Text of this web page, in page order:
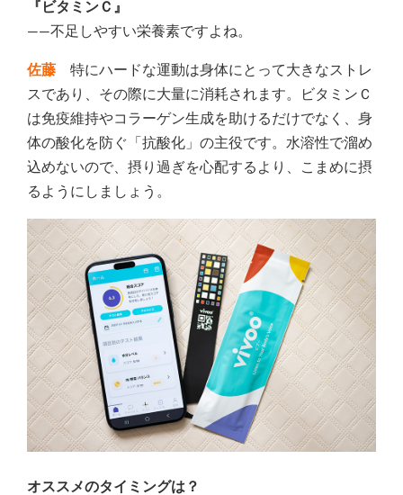
『ビタミンＣ』
――不足しやすい栄養素ですよね。
佐藤 特にハードな運動は身体にとって大きなストレ
スであり、その際に大量に消耗されます。ビタミンＣ
は免疫維持やコラーゲン生成を助けるだけでなく、身
体の酸化を防ぐ「抗酸化」の主役です。水溶性で溜め
込めないので、摂り過ぎを心配するより、こまめに摂
るようにしましょう。
オススメのタイミングは？